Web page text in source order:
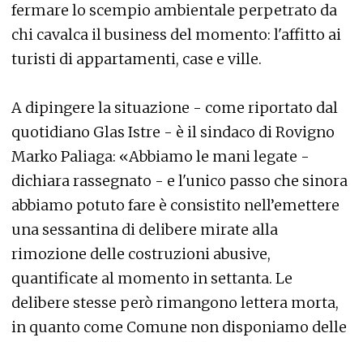
fermare lo scempio ambientale perpetrato da
chi cavalca il business del momento: l'affitto ai
turisti di appartamenti, case e ville.
A dipingere la situazione - come riportato dal
quotidiano Glas Istre - è il sindaco di Rovigno
Marko Paliaga: «Abbiamo le mani legate -
dichiara rassegnato - e l'unico passo che sinora
abbiamo potuto fare è consistito nell’emettere
una sessantina di delibere mirate alla
rimozione delle costruzioni abusive,
quantificate al momento in settanta. Le
delibere stesse però rimangono lettera morta,
in quanto come Comune non disponiamo delle